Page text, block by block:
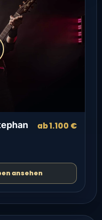
ab 1.100 €
ansehen